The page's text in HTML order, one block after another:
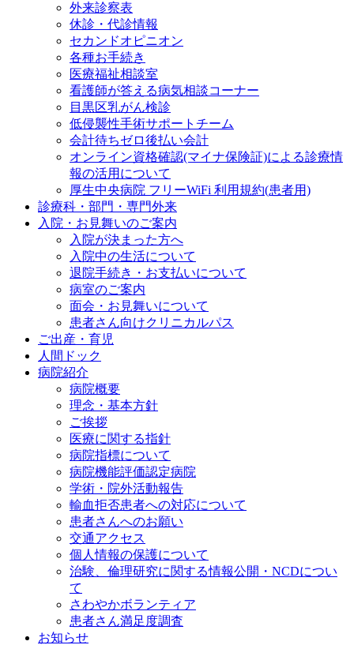
外来診察表
休診・代診情報
セカンドオピニオン
各種お手続き
医療福祉相談室
看護師が答える病気相談コーナー
目黒区乳がん検診
低侵襲性手術サポートチーム
会計待ちゼロ後払い会計
オンライン資格確認(マイナ保険証)による診療情
報の活用について
厚生中央病院 フリーWiFi 利用規約(患者用)
診療科・部門・専門外来
入院・お見舞いのご案内
入院が決まった方へ
入院中の生活について
退院手続き・お支払いについて
病室のご案内
面会・お見舞いについて
患者さん向けクリニカルパス
ご出産・育児
人間ドック
病院紹介
病院概要
理念・基本方針
ご挨拶
医療に関する指針
病院指標について
病院機能評価認定病院
学術・院外活動報告
輸血拒否患者への対応について
患者さんへのお願い
交通アクセス
個人情報の保護について
治験、倫理研究に関する情報公開・NCDについ
て
さわやかボランティア
患者さん満足度調査
お知らせ